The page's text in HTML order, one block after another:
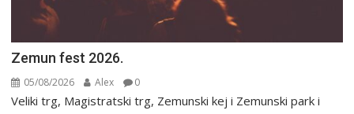
Zemun fest 2026.
05/08/2026 Alex 0
Veliki trg, Magistratski trg, Zemunski kej i Zemunski park i